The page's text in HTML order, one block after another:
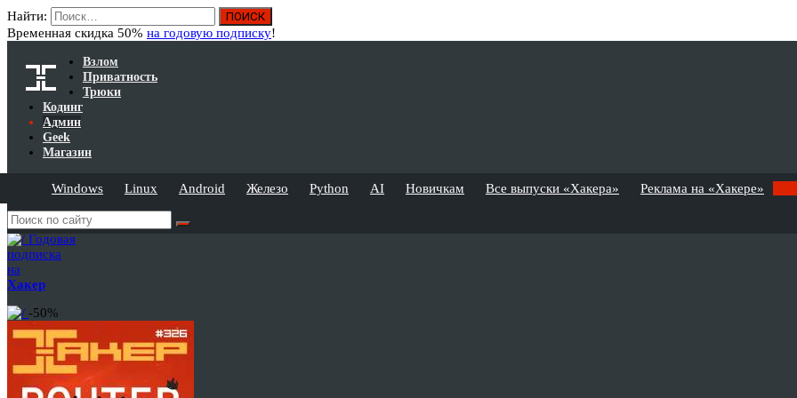
Найти:
Временная скидка 50% на годовую подписку!
Взлом
Приватность
Трюки
Кодинг
Админ
Geek
Магазин
Windows Linux Android Железо Python AI Новичкам Все выпуски «Хакера» Реклама на «Хакере»
Годовая
подписка
на
Хакер
-50%